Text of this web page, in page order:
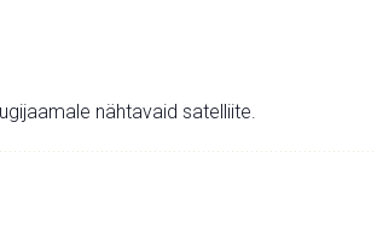
nähtavaid satelliite.